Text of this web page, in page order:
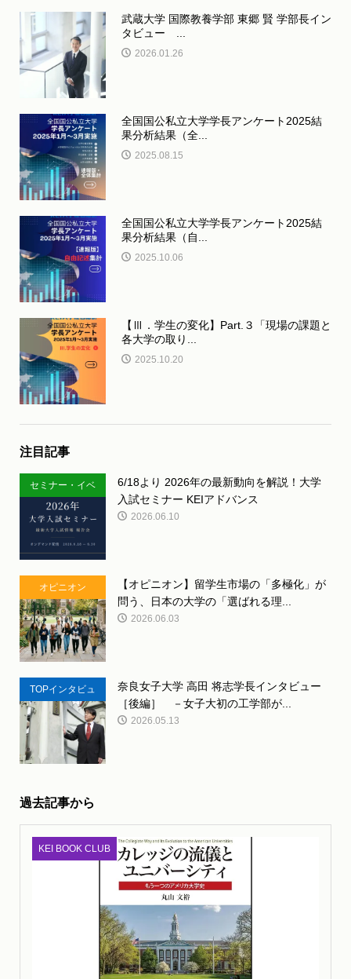
武蔵大学 国際教養学部 東郷 賢 学部長イン
タビュー ...
2026.01.26
全国国公私立大学学長アンケート2025結
果分析結果（全...
2025.08.15
全国国公私立大学学長アンケート2025結
果分析結果（自...
2025.10.06
【Ⅲ．学生の変化】Part.３「現場の課題と
各大学の取り...
2025.10.20
注目記事
セミナー・イベ
ント
6/18より 2026年の最新動向を解説！大学
入試セミナー KEIアドバンス
2026.06.10
オピニオン
【オピニオン】留学生市場の「多極化」が
問う、日本の大学の「選ばれる理...
2026.06.03
TOPインタビュ
ー
奈良女子大学 高田 将志学長インタビュー
［後編］ －女子大初の工学部が...
2026.05.13
過去記事から
KEI BOOK CLUB